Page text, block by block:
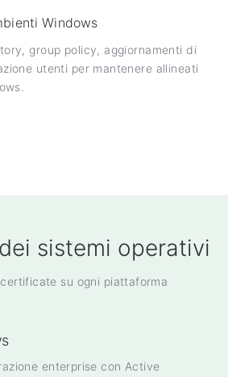
Windows
group policy, aggiornamenti di
utenti per mantenere allineati
sistemi operativi
su ogni piattaforma
enterprise con Active